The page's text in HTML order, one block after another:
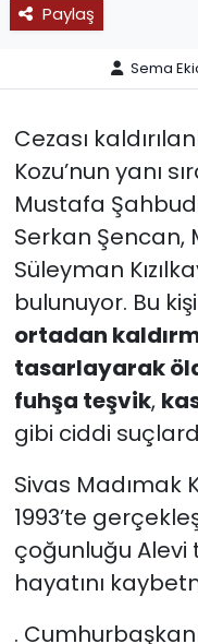
Paylaş
Sema
Cezası
Kozu’nun yanı
Mustafa
Serkan Şencan,
Süleyman
bulunuyor. Bu
ortadan
tasarlayarak
fuhşa teşvik,
gibi ciddi
Sivas Madımak
1993’te
çoğunluğu Alevi
hayatını
.